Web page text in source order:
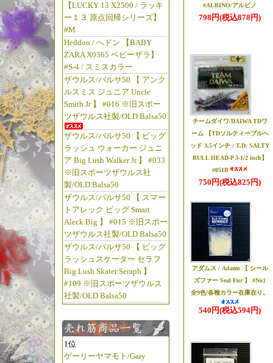
【LUCKY 13 X2500 / ラッキ
ー１３ 原点回帰シリーズ】
#M
Heddon / へドン 【BABY
ZARA X0365 ベビーザラ】
#S-4 / スミスカラー
ザウルス/バルサ50 【 アンク
ルスミス ジュニア Uncle
Smith Jr 】 #016 ※旧スポー
ツザウルス社製/OLD Balsa50
ザウルス/バルサ50 【 ビッグ
ラッシュ ウォーカー ジュニ
ア Big Lush Walker Jr 】 #033
※旧スポーツザウルス社
製/OLD Balsa50
ザウルス/バルサ50 【 スマー
トアレック ビッグ Smart
Aleck Big 】 #015 ※旧スポー
ツザウルス社製/OLD Balsa50
ザウルス/バルサ50 【 ビッグ
ラッシュスケーター セラフ
Big Lush Skater Seraph 】
#109 ※旧スポーツザウルス
社製/OLD Balsa50
1位
ゲーリーヤマモト/Gary
予約受付中!! 【
#BLACK
ASSY】
予約受付中!! 【
#BLACK
「五十鈴工業 x
"五十鈴リール
（笑）"
☆2025年12
【◆ブライトリ
【ブライトリ
っ!!
【ブライトリ
したっ!!
【 BLショート
ブライトリバ
【◆アベイル/
【ABU
#ALBINO/アルビノ
798円(税込878円)
チームダイワ/DAIWA TDワ
ーム 【TDソルティーブルヘ
ッド 3.5インチ / T.D. SALTY
BULL HEAD-P 3-1/2 inch】
#051B
750円(税込825円)
アダムス / Adams 【 シール
ズファー Seal Fur 】 #No1
全9色/各種カラー在庫在り。
540円(税込594円)